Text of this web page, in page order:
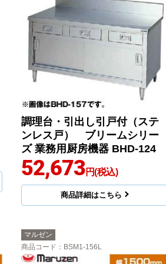
調理台・引出し引戸付（ステ
ンレス戸） ブリームシリー
ズ 業務用厨房機器 BHD-124
52,673円(税込)
商品詳細はこちら
マルゼン
商品コード ：BSM1-156L